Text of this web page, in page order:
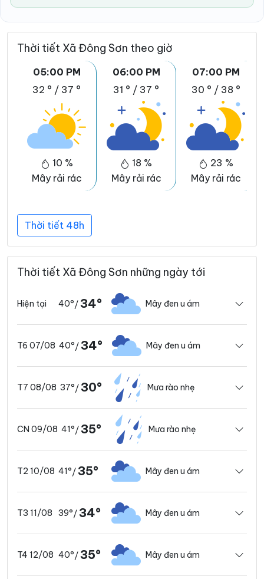
Thời tiết Xã Đông Sơn theo giờ
05:00 PM
32 ° / 37 °
10 %
Mây rải rác
06:00 PM
31 ° / 37 °
18 %
Mây rải rác
07:00 PM
30 ° / 38 °
23 %
Mây rải rác
Thời tiết 48h
Thời tiết Xã Đông Sơn những ngày tới
Hiện tại 40°/ 34° Mây đen u ám
T6 07/08 40°/ 34° Mây đen u ám
T7 08/08 37°/ 30° Mưa rào nhẹ
CN 09/08 41°/ 35° Mưa rào nhẹ
T2 10/08 41°/ 35° Mây đen u ám
T3 11/08 39°/ 34° Mây đen u ám
T4 12/08 40°/ 35° Mây đen u ám